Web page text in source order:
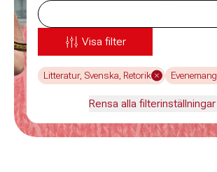
Visa filter
Litteratur, Svenska, Retorik Evenemang
Rensa alla filterinställningar